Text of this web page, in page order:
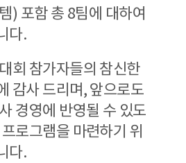
) 포함 총 8팀에 대하여
다.
회 참가자들의 참신한
감사 드리며, 앞으로도
경영에 반영될 수 있도
로그램을 마련하기 위
다.